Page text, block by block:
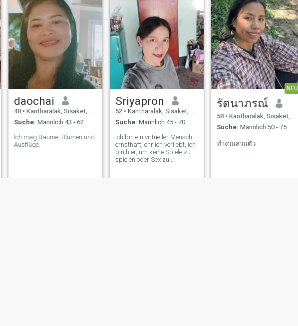
daochai
48 • Kantharalak, Sisaket, Thailand
Suche: Männlich 43 - 62
Ich mag Bäume, Blumen und
Ausflüge.
Sriyapron
52 • Kantharalak, Sisaket, Thailand
Suche: Männlich 45 - 70
Ich bin ein virtueller Mensch,
ernsthaft, ehrlich verliebt, ich
bin hier, um keine Spiele zu
spielen oder Sex zu
NEU
รัตนาภรณ์
58 • Kantharalak, Sisaket, Thailand
Suche: Männlich 50 - 75
ทำงานสวนตัว